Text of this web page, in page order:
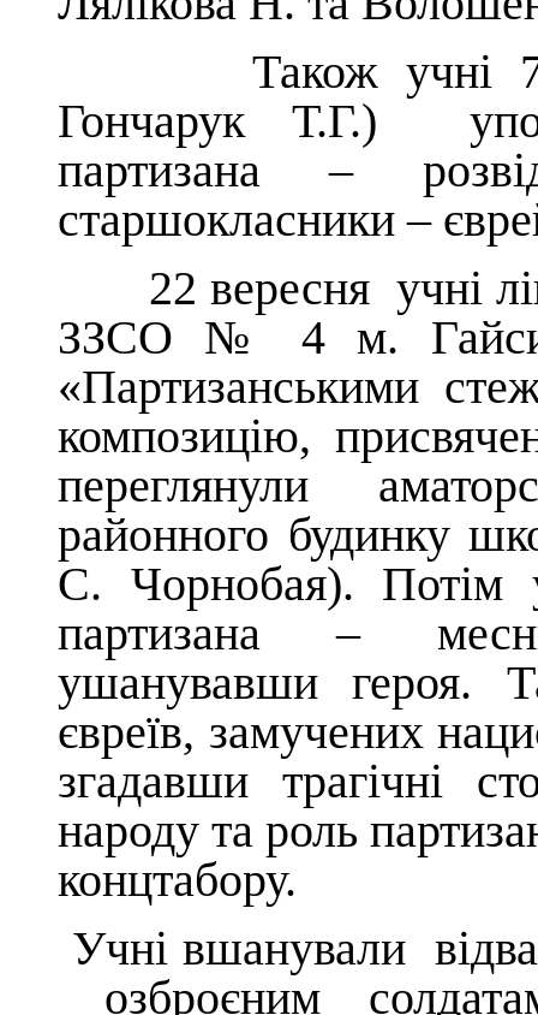
Також учні 7-го
Гончарук Т.Г.)
партизана –
старшокласники –
22 вересня учні
ЗЗСО № 4 м.
«Партизанськими
композицію,
переглянули
районного будинку
С. Чорнобая). Потім
партизана –
ушанувавши героя.
євреїв, замучених
згадавши трагічні
народу та роль
концтабору.
Учні вшанували
озброєним